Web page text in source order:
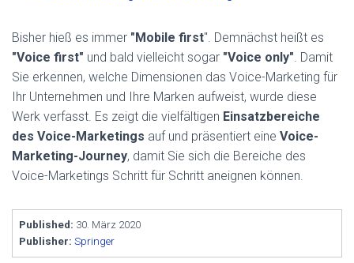
Bisher hieß es immer "Mobile first". Demnächst heißt es
"Voice first" und bald vielleicht sogar "Voice only". Damit
Sie erkennen, welche Dimensionen das Voice-Marketing für
Ihr Unternehmen und Ihre Marken aufweist, wurde diese
Werk verfasst. Es zeigt die vielfältigen Einsatzbereiche
des Voice-Marketings auf und präsentiert eine Voice-
Marketing-Journey, damit Sie sich die Bereiche des
Voice-Marketings Schritt für Schritt aneignen können.
Published: 30. März 2020
Publisher: Springer